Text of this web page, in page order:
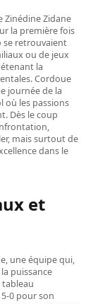
Zinédine Zidane
la première fois
se retrouvaient
ou de jeux
la
Cordoue
journée de la
où les passions
Dès le coup
mais surtout de
dans le
et
une équipe qui,
puissance
tableau
0 pour son